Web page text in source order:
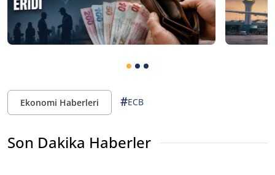
Ekonomi Haberleri #ECB
Son Dakika Haberler